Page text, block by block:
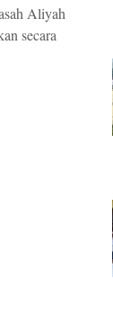
Aliyah
secara